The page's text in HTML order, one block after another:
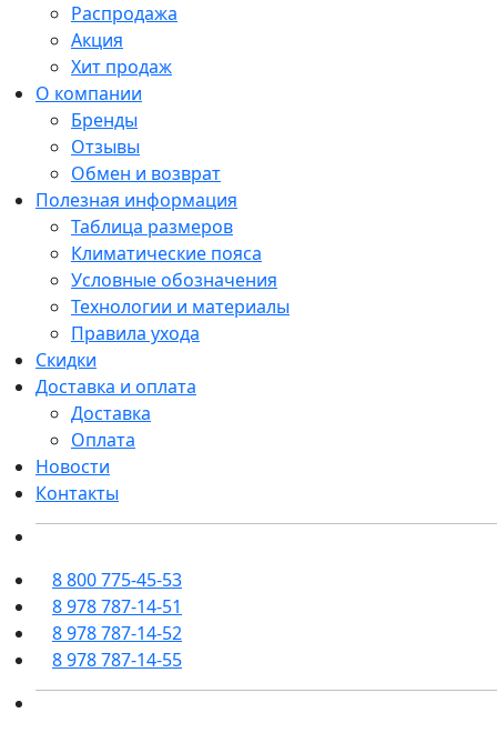
Распродажа
Акция
Хит продаж
О компании
Бренды
Отзывы
Обмен и возврат
Полезная информация
Таблица размеров
Климатические пояса
Условные обозначения
Технологии и материалы
Правила ухода
Скидки
Доставка и оплата
Доставка
Оплата
Новости
Контакты
8 800 775-45-53
8 978 787-14-51
8 978 787-14-52
8 978 787-14-55